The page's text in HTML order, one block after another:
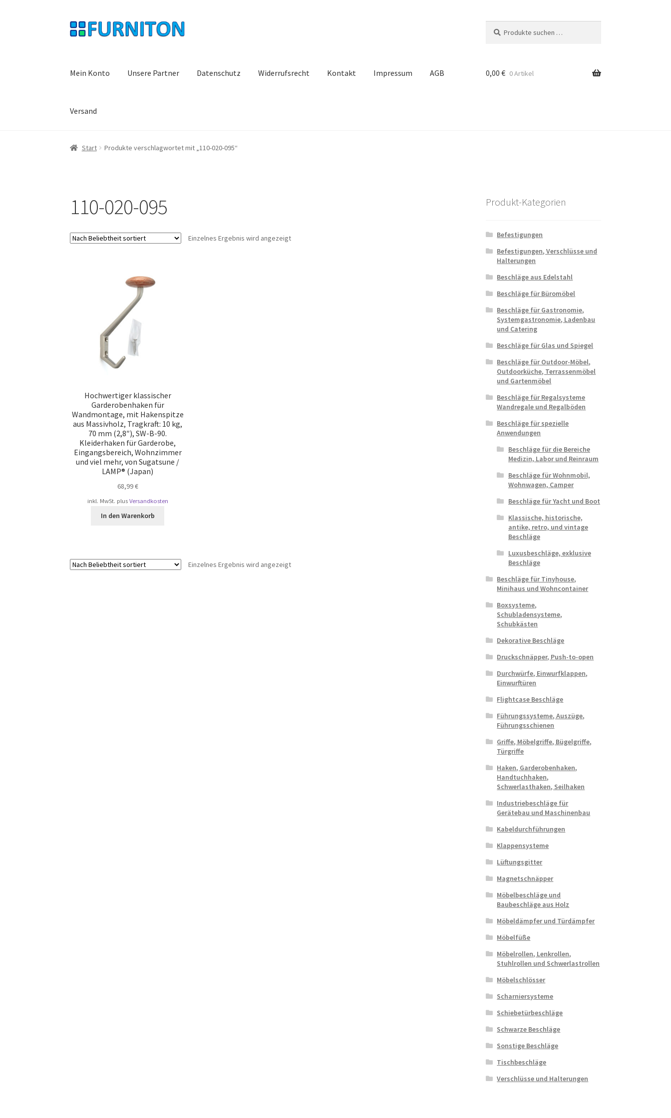
Zur
Navigation
Zum
Inhalt
nach:
Mein Konto Unsere Partner Datenschutz Widerrufsrecht Kontakt Impressum AGB
Versand
0,00 € 0 Artikel
Start Produkte verschlagwortet mit „110-020-095“
110-020-095
Einzelnes Ergebnis wird angezeigt
Hochwertiger klassischer
Garderobenhaken für
Wandmontage, mit Hakenspitze
aus Massivholz, Tragkraft: 10 kg,
70 mm (2,8″), SW-B-90.
Kleiderhaken für Garderobe,
Eingangsbereich, Wohnzimmer
und viel mehr, von Sugatsune /
LAMP® (Japan)
68,99€
inkl. MwSt. plus Versandkosten
In den Warenkorb
Einzelnes Ergebnis wird angezeigt
Produkt-Kategorien
Befestigungen
Befestigungen, Verschlüsse und
Halterungen
Beschläge aus Edelstahl
Beschläge für Büromöbel
Beschläge für Gastronomie,
Systemgastronomie, Ladenbau
und Catering
Beschläge für Glas und Spiegel
Beschläge für Outdoor-Möbel,
Outdoorküche, Terrassenmöbel
und Gartenmöbel
Beschläge für Regalsysteme
Wandregale und Regalböden
Beschläge für spezielle
Anwendungen
Beschläge für die Bereiche
Medizin, Labor und Reinraum
Beschläge für Wohnmobil,
Wohnwagen, Camper
Beschläge für Yacht und Boot
Klassische, historische,
antike, retro, und vintage
Beschläge
Luxusbeschläge, exklusive
Beschläge
Beschläge für Tinyhouse,
Minihaus und Wohncontainer
Boxsysteme,
Schubladensysteme,
Schubkästen
Dekorative Beschläge
Druckschnäpper, Push-to-open
Durchwürfe, Einwurfklappen,
Einwurftüren
Flightcase Beschläge
Führungssysteme, Auszüge,
Führungsschienen
Griffe, Möbelgriffe, Bügelgriffe,
Türgriffe
Haken, Garderobenhaken,
Handtuchhaken,
Schwerlasthaken, Seilhaken
Industriebeschläge für
Gerätebau und Maschinenbau
Kabeldurchführungen
Klappensysteme
Lüftungsgitter
Magnetschnäpper
Möbelbeschläge und
Baubeschläge aus Holz
Möbeldämpfer und Türdämpfer
Möbelfüße
Möbelrollen, Lenkrollen,
Stuhlrollen und Schwerlastrollen
Möbelschlösser
Scharniersysteme
Schiebetürbeschläge
Schwarze Beschläge
Sonstige Beschläge
Tischbeschläge
Verschlüsse und Halterungen